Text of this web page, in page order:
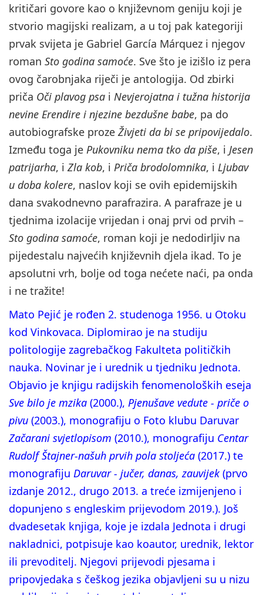
kritičari govore kao o književnom geniju koji je
stvorio magijski realizam, a u toj pak kategoriji
prvak svijeta je Gabriel García Márquez i njegov
roman Sto godina samoće. Sve što je izišlo iz pera
ovog čarobnjaka riječi je antologija. Od zbirki
priča Oči plavog psa i Nevjerojatna i tužna historija
nevine Erendire i njezine bezdušne babe, pa do
autobiografske proze Živjeti da bi se pripovijedalo.
Između toga je Pukovniku nema tko da piše, i Jesen
patrijarha, i Zla kob, i Priča brodolomnika, i Ljubav
u doba kolere, naslov koji se ovih epidemijskih
dana svakodnevno parafrazira. A parafraze je u
tjednima izolacije vrijedan i onaj prvi od prvih –
Sto godina samoće, roman koji je nedodirljiv na
pijedestalu najvećih književnih djela ikad. To je
apsolutni vrh, bolje od toga nećete naći, pa onda
i ne tražite!
Mato Pejić je rođen 2. studenoga 1956. u Otoku
kod Vinkovaca. Diplomirao je na studiju
politologije zagrebačkog Fakulteta političkih
nauka. Novinar je i urednik u tjedniku Jednota.
Objavio je knjigu radijskih fenomenoloških eseja
Sve bilo je mzika (2000.), Pjenušave vedute - priče o
pivu (2003.), monografiju o Foto klubu Daruvar
Začarani svjetlopisom (2010.), monografiju Centar
Rudolf Štajner-našuh prvih pola stoljeća (2017.) te
monografiju Daruvar - jučer, danas, zauvijek(prvo
izdanje 2012., drugo 2013. a treće izmijenjeno i
dopunjeno s engleskim prijevodom 2019.). Još
dvadesetak knjiga, koje je izdala Jednota i drugi
nakladnici, potpisuje kao koautor, urednik, lektor
ili prevoditelj. Njegovi prijevodi pjesama i
pripovjedaka s češkog jezika objavljeni su u nizu